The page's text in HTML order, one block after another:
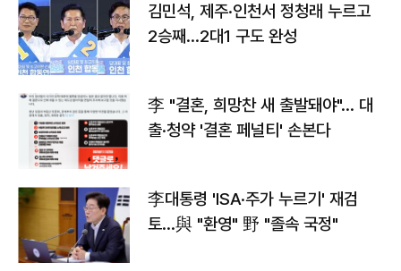
김민석, 제주·인천서 정청래 누르고
2승째…2대1 구도 완성
李 "결혼, 희망찬 새 출발돼야"… 대
출·청약 '결혼 페널티' 손본다
李대통령 'ISA·주가 누르기' 재검
토…與 "환영" 野 "졸속 국정"